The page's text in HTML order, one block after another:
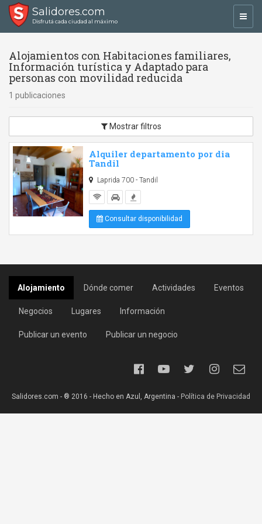
Salidores.com
Disfrutá cada ciudad al máximo
Alojamientos con Habitaciones familiares,
Información turística y Adaptado para
personas con movilidad reducida
1 publicaciones
Mostrar filtros
Alquiler departamento por dia
Tandil
Laprida 700 - Tandil
Consultar disponibilidad
Alojamiento Dónde comer Actividades Eventos
Negocios Lugares Información
Publicar un evento Publicar un negocio
Salidores.com - ® 2016 - Hecho en Azul, Argentina - Política de Privacidad